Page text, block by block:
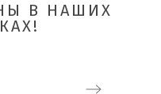
В НАШИХ